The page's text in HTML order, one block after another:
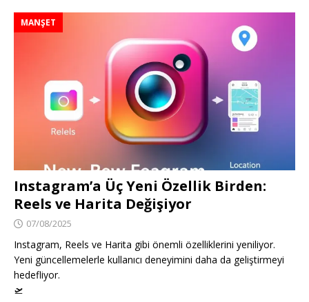
MANŞET
Instagram’a Üç Yeni Özellik Birden:
Reels ve Harita Değişiyor
07/08/2025
Instagram, Reels ve Harita gibi önemli özelliklerini yeniliyor.
Yeni güncellemelerle kullanıcı deneyimini daha da geliştirmeyi
hedefliyor.
🛫